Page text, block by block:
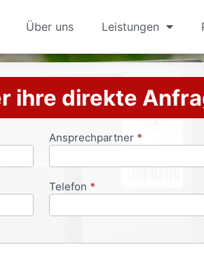
Über uns Leistungen
ihre direkte
Ansprechpartner *
Telefon *